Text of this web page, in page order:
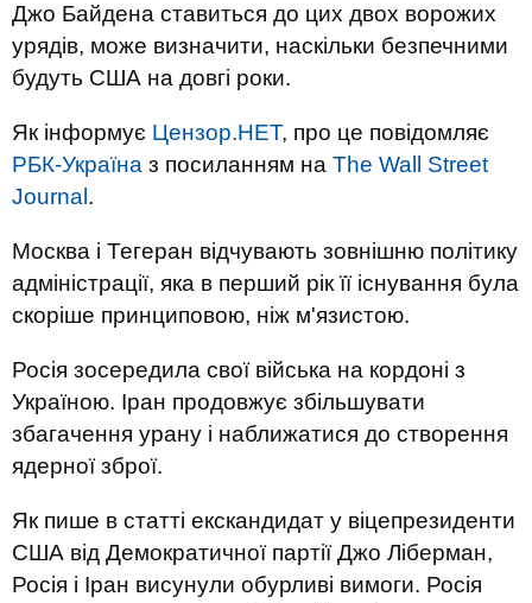
Джо Байдена ставиться до цих двох ворожих
урядів, може визначити, наскільки безпечними
будуть США на довгі роки.
Як інформує Цензор.НЕТ, про це повідомляє
РБК-Україна з посиланням на The Wall Street
Journal .
Москва і Тегеран відчувають зовнішню політику
адміністрації, яка в перший рік її існування була
скоріше принциповою, ніж м'язистою.
Росія зосередила свої війська на кордоні з
Україною. Іран продовжує збільшувати
збагачення урану і наближатися до створення
ядерної зброї.
Як пише в статті екскандидат у віцепрезиденти
США від Демократичної партії Джо Ліберман,
Росія і Іран висунули обурливі вимоги. Росія